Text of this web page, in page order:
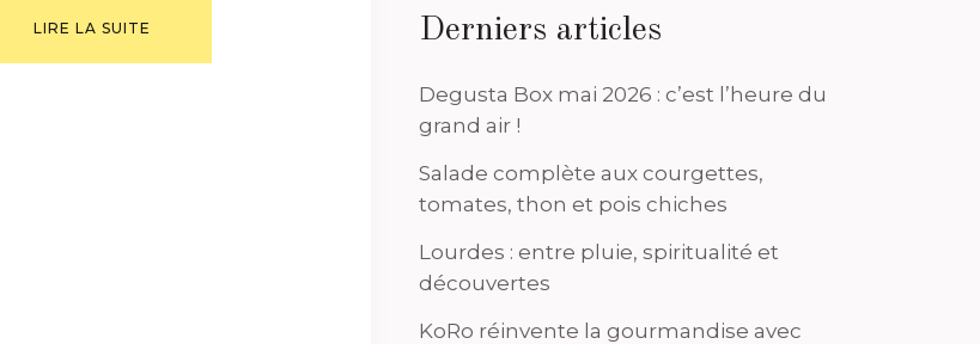
LIRE LA SUITE Derniers articles
Degusta Box mai 2026 : c’est l’heure du
grand air !
Salade complète aux courgettes,
tomates, thon et pois chiches
Lourdes : entre pluie, spiritualité et
découvertes
KoRo réinvente la gourmandise avec